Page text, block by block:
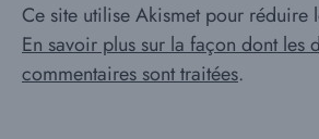
Ce site utilise Akismet pour réduire
En savoir plus sur la façon dont les
commentaires sont traitées.